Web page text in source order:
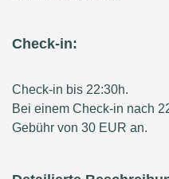
Check-in:
Check-in bis 22:30h.
Bei einem Check-in nach
Gebühr von 30 EUR an.